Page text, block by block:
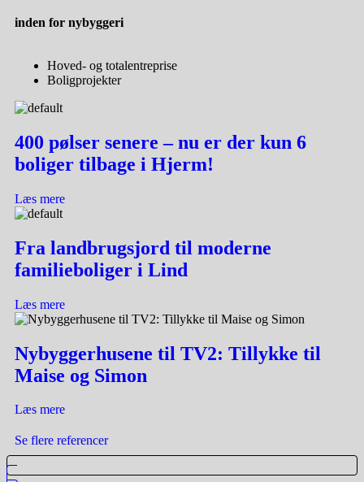
inden for nybyggeri
Hoved- og totalentreprise
Boligprojekter
400 pølser senere – nu er der kun 6
boliger tilbage i Hjerm!
Læs mere
Fra landbrugsjord til moderne
familieboliger i Lind
Læs mere
Nybyggerhusene til TV2: Tillykke til
Maise og Simon
Læs mere
Se flere referencer